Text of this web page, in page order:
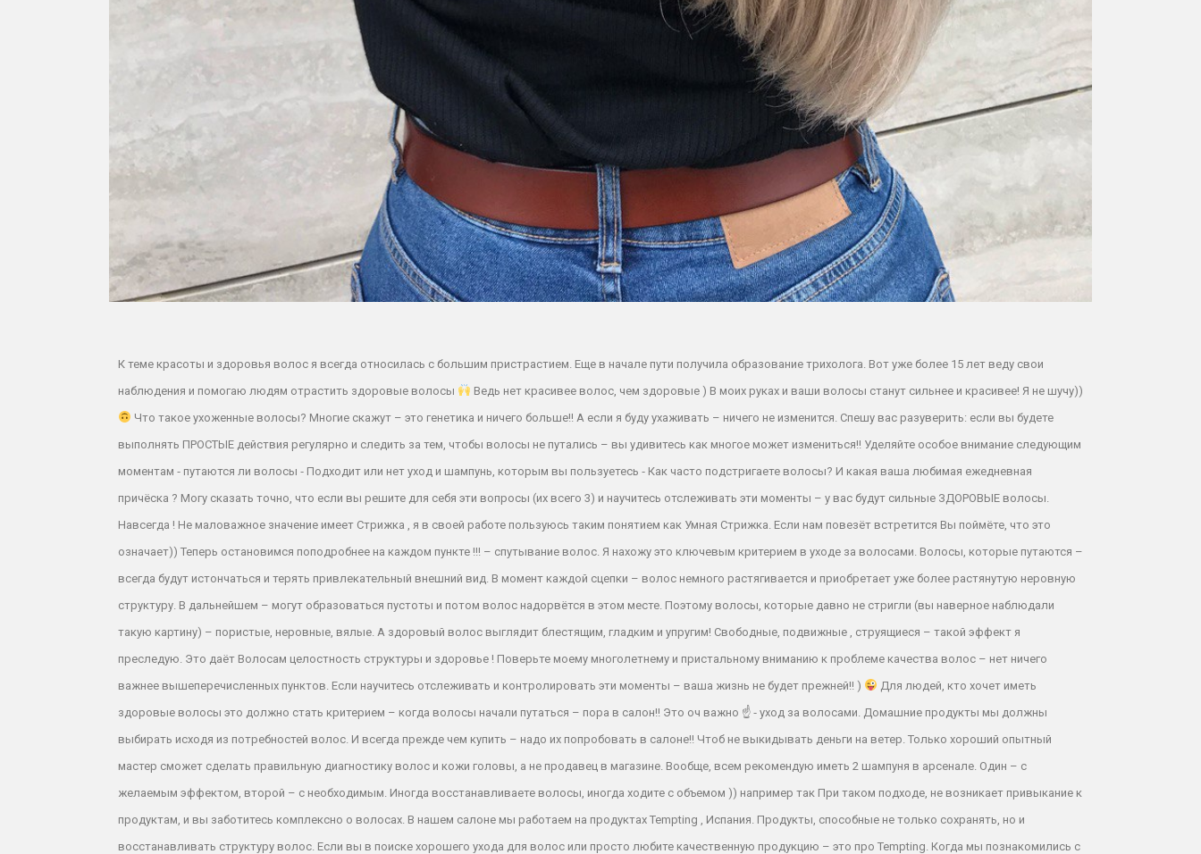
К теме красоты и здоровья волос я всегда относилась с большим пристрастием. Еще в начале пути получила образование трихолога. Вот уже более 15 лет веду свои
наблюдения и помогаю людям отрастить здоровые волосы
Ведь нет красивее волос, чем здоровые ) В моих руках и ваши волосы станут сильнее и красивее! Я не шучу))
Что такое ухоженные волосы? Многие скажут – это генетика и ничего больше!! А если я буду ухаживать – ничего не изменится. Спешу вас разуверить: если вы будете
выполнять ПРОСТЫЕ действия регулярно и следить за тем, чтобы волосы не путались – вы удивитесь как многое может измениться!! Уделяйте особое внимание следующим
моментам ⁃ путаются ли волосы ⁃ Подходит или нет уход и шампунь, которым вы пользуетесь ⁃ Как часто подстригаете волосы? И какая ваша любимая ежедневная
причёска ? Могу сказать точно, что если вы решите для себя эти вопросы (их всего 3) и научитесь отслеживать эти моменты – у вас будут сильные ЗДОРОВЫЕ волосы.
Навсегда ! Не маловажное значение имеет Стрижка , я в своей работе пользуюсь таким понятием как Умная Стрижка. Если нам повезёт встретится Вы поймёте, что это
означает)) Теперь остановимся поподробнее на каждом пункте !!! – спутывание волос. Я нахожу это ключевым критерием в уходе за волосами. Волосы, которые путаются –
всегда будут истончаться и терять привлекательный внешний вид. В момент каждой сцепки – волос немного растягивается и приобретает уже более растянутую неровную
структуру. В дальнейшем – могут образоваться пустоты и потом волос надорвётся в этом месте. Поэтому волосы, которые давно не стригли (вы наверное наблюдали
такую картину) – пористые, неровные, вялые. А здоровый волос выглядит блестящим, гладким и упругим! Свободные, подвижные , струящиеся – такой эффект я
преследую. Это даёт Волосам целостность структуры и здоровье ! Поверьте моему многолетнему и пристальному вниманию к проблеме качества волос – нет ничего
важнее вышеперечисленных пунктов. Если научитесь отслеживать и контролировать эти моменты – ваша жизнь не будет прежней!! )
Для людей, кто хочет иметь
здоровые волосы это должно стать критерием – когда волосы начали путаться – пора в салон!! Это оч важно ☝ ⁃ уход за волосами. Домашние продукты мы должны
выбирать исходя из потребностей волос. И всегда прежде чем купить – надо их попробовать в салоне!! Чтоб не выкидывать деньги на ветер. Только хороший опытный
мастер сможет сделать правильную диагностику волос и кожи головы, а не продавец в магазине. Вообще, всем рекомендую иметь 2 шампуня в арсенале. Один – с
желаемым эффектом, второй – с необходимым. Иногда восстанавливаете волосы, иногда ходите с объемом )) например так При таком подходе, не возникает привыкание к
продуктам, и вы заботитесь комплексно о волосах. В нашем салоне мы работаем на продуктах Tempting , Испания. Продукты, способные не только сохранять, но и
восстанавливать структуру волос. Если вы в поиске хорошего ухода для волос или просто любите качественную продукцию – это про Tempting. Когда мы познакомились с